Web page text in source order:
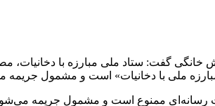
گفت: ستاد ملی مبارزه با دخانیات،